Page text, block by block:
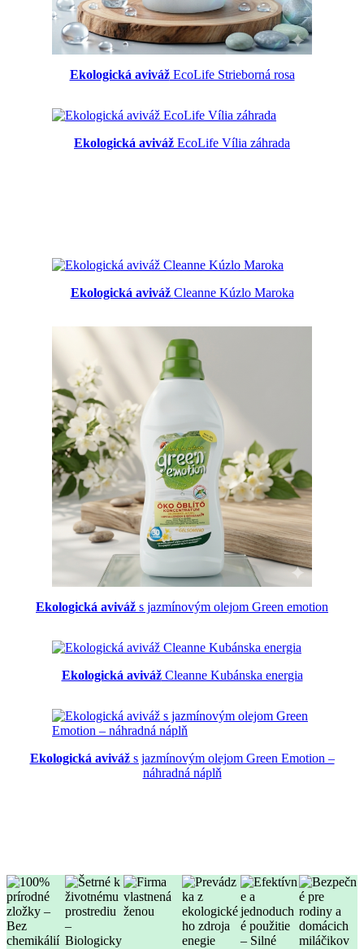
Ekologická avivážEcoLife Strieborná rosa
Ekologická aviváž EcoLife Vília záhrada
Ekologická aviváž Cleanne Kúzlo Maroka
Ekologická aviváž s jazmínovým olejom Green emotion
Ekologická avivážCleanne Kubánska energia
Ekologická avivážs jazmínovým olejom Green Emotion –
náhradná náplň